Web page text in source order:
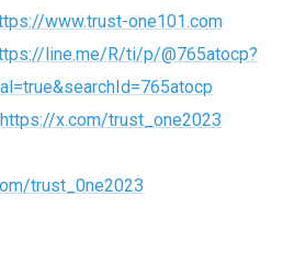
www.trust-one101.com
line.me/R/ti/p/@765atocp?
https://x.com/trust_one2023
trust_0ne2023